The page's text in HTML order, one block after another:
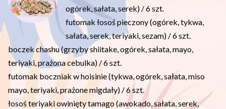
ogórek, sałata, serek) / 6 szt.
futomak łosoś pieczony (ogórek, tykwa,
sałata, serek, teriyaki, sezam) / 6 szt.
boczek chashu (grzyby shiitake, ogórek, sałata, mayo,
teriyaki, prażona cebulka) / 6 szt.
futomak boczniak w hoisinie (tykwa, ogórek, sałata, miso
mayo, teriyaki, prażone migdały) / 6 szt.
łosoś teriyaki owinięty tamago (awokado, sałata, serek,